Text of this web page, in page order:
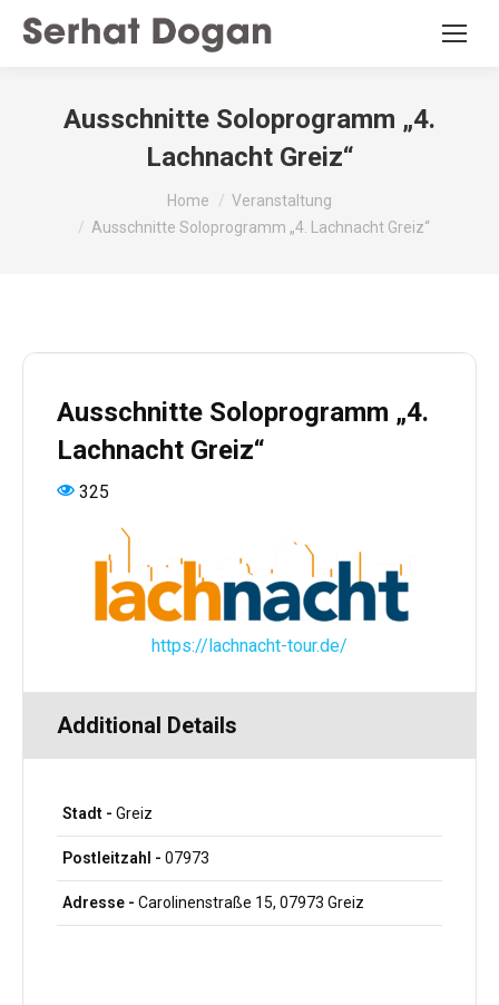
Ausschnitte Soloprogramm „4.
Lachnacht Greiz“
Home
Veranstaltung
Ausschnitte Soloprogramm „4. Lachnacht Greiz“
Ausschnitte Soloprogramm „4.
Lachnacht Greiz“
325
https://lachnacht-tour.de/
Additional Details
Stadt - Greiz
Postleitzahl - 07973
Adresse - Carolinenstraße 15, 07973 Greiz